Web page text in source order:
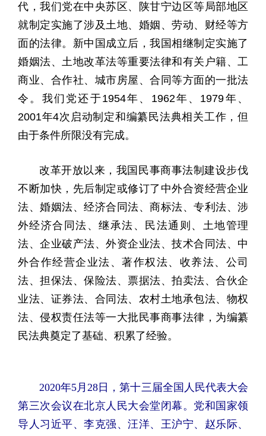
代，我们党在中央苏区、陕甘宁边区等局部地区
就制定实施了涉及土地、婚姻、劳动、财经等方
面的法律。新中国成立后，我国相继制定实施了
婚姻法、土地改革法等重要法律和有关户籍、工
商业、合作社、城市房屋、合同等方面的一批法
令。我们党还于1954年、1962年、1979年、
2001年4次启动制定和编纂民法典相关工作，但
由于条件所限没有完成。
改革开放以来，我国民事商事法制建设步伐
不断加快，先后制定或修订了中外合资经营企业
法、婚姻法、经济合同法、商标法、专利法、涉
外经济合同法、继承法、民法通则、土地管理
法、企业破产法、外资企业法、技术合同法、中
外合作经营企业法、著作权法、收养法、公司
法、担保法、保险法、票据法、拍卖法、合伙企
业法、证券法、合同法、农村土地承包法、物权
法、侵权责任法等一大批民事商事法律，为编纂
民法典奠定了基础、积累了经验。
2020年5月28日，第十三届全国人民代表大会
第三次会议在北京人民大会堂闭幕。党和国家领
导人习近平、李克强、汪洋、王沪宁、赵乐际、